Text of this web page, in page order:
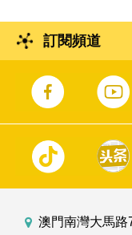
訂閱頻道
澳門南灣大馬